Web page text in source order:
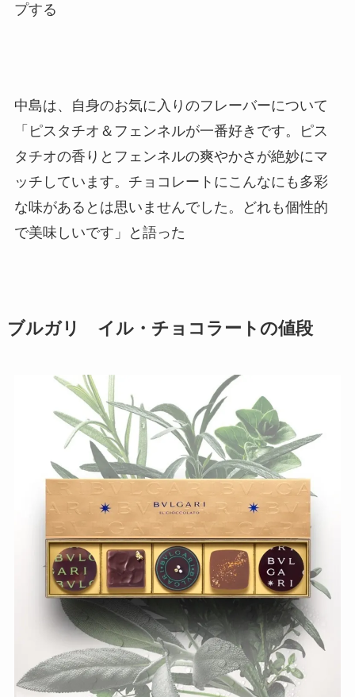
プする
中島は、自身のお気に入りのフレーバーについて
「ピスタチオ＆フェンネルが一番好きです。ピス
タチオの香りとフェンネルの爽やかさが絶妙にマ
ッチしています。チョコレートにこんなにも多彩
な味があるとは思いませんでした。どれも個性的
で美味しいです」と語った
ブルガリ イル・チョコラートの値段